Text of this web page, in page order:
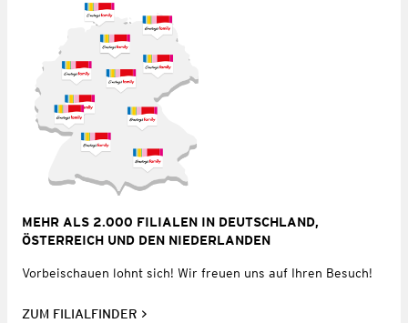
MEHR ALS 2.000 FILIALEN IN DEUTSCHLAND,
ÖSTERREICH UND DEN NIEDERLANDEN
Vorbeischauen lohnt sich! Wir freuen uns auf Ihren Besuch!
ZUM FILIALFINDER